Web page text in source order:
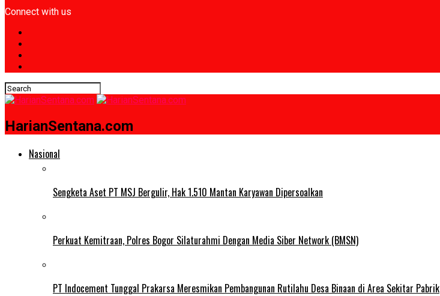
Connect with us
HarianSentana.com
Nasional
Sengketa Aset PT MSJ Bergulir, Hak 1.510 Mantan Karyawan Dipersoalkan
Perkuat Kemitraan, Polres Bogor Silaturahmi Dengan Media Siber Network (BMSN)
PT Indocement Tunggal Prakarsa Meresmikan Pembangunan Rutilahu Desa Binaan di Area Sekitar Pabrik